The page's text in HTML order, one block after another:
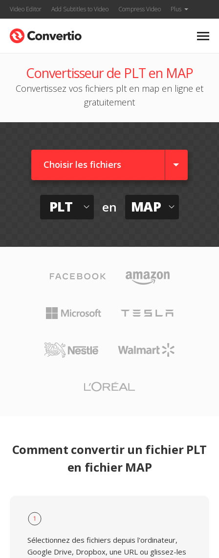
Video Editor Add Subtitles to Video Compress Video Plus
Convertisseur de PLT en MAP
Convertissez vos fichiers plt en map en ligne et
gratuitement
Choisir les fichiers
PLT en MAP
Comment convertir un fichier PLT
en fichier MAP
1
Sélectionnez des fichiers depuis l'ordinateur,
Google Drive, Dropbox, une URL ou glissez-les